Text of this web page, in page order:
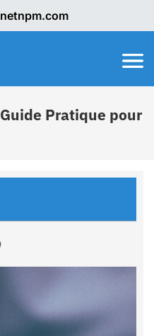
Pratique pour